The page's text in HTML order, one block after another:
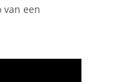
van een